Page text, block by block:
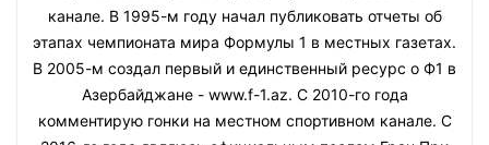
канале. В 1995-м году начал публиковать отчеты об
этапах чемпионата мира Формулы 1 в местных газетах.
В 2005-м создал первый и единственный ресурс о Ф1 в
Азербайджане - www.f-1.az. С 2010-го года
комментирую гонки на местном спортивном канале. С